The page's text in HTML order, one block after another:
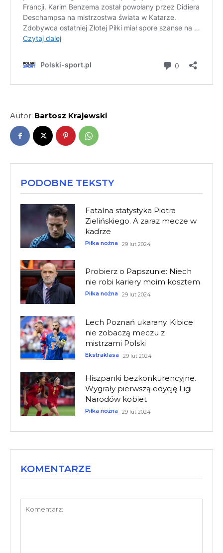
Autor: Bartosz Krajewski
PODOBNE TEKSTY
Fatalna statystyka Piotra
Zielińskiego. A zaraz mecze w
kadrze
Piłka nożna 29 lut 2024
Probierz o Papszunie: Niech
nie robi kariery moim kosztem
Piłka nożna 29 lut 2024
Lech Poznań ukarany. Kibice
nie zobaczą meczu z
mistrzami Polski
Ekstraklasa 29 lut 2024
Hiszpanki bezkonkurencyjne.
Wygrały pierwszą edycję Ligi
Narodów kobiet
Piłka nożna 29 lut 2024
KOMENTARZE